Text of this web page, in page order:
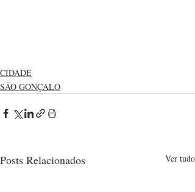
CIDADE
SÃO GONÇALO
Posts Relacionados Ver tudo